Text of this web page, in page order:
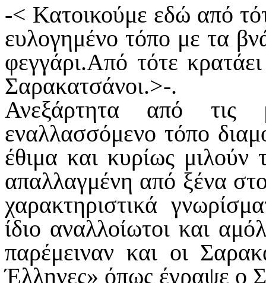
-< Κατοικούμε εδώ από
ευλογημένο τόπο με τα
φεγγάρι.Από τότε
Σαρακατσάνοι.>-.
Ανεξάρτητα από τις
εναλλασσόμενο τόπο
έθιμα και κυρίως
απαλλαγμένη από ξένα
χαρακτηριστικά
ίδιο αναλλοίωτοι και
παρέμειναν και οι
Έλληνες» όπως έγραψε ο